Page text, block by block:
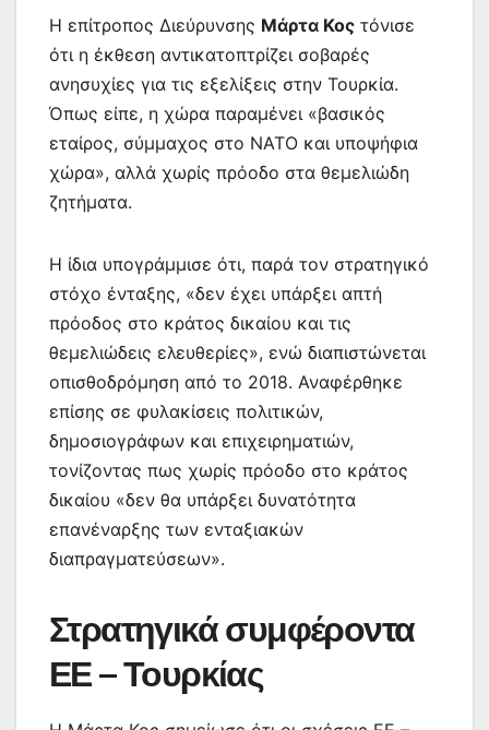
Η επίτροπος Διεύρυνσης Μάρτα Κος τόνισε
ότι η έκθεση αντικατοπτρίζει σοβαρές
ανησυχίες για τις εξελίξεις στην Τουρκία.
Όπως είπε, η χώρα παραμένει «βασικός
εταίρος, σύμμαχος στο ΝΑΤΟ και υποψήφια
χώρα», αλλά χωρίς πρόοδο στα θεμελιώδη
ζητήματα.
Η ίδια υπογράμμισε ότι, παρά τον στρατηγικό
στόχο ένταξης, «δεν έχει υπάρξει απτή
πρόοδος στο κράτος δικαίου και τις
θεμελιώδεις ελευθερίες», ενώ διαπιστώνεται
οπισθοδρόμηση από το 2018. Αναφέρθηκε
επίσης σε φυλακίσεις πολιτικών,
δημοσιογράφων και επιχειρηματιών,
τονίζοντας πως χωρίς πρόοδο στο κράτος
δικαίου «δεν θα υπάρξει δυνατότητα
επανέναρξης των ενταξιακών
διαπραγματεύσεων».
Στρατηγικά συμφέροντα
ΕΕ – Τουρκίας